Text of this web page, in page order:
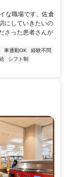
な職場です。佐倉
にしていきたいの
さった患者さんが
車通勤OK
経験不問
シフト制